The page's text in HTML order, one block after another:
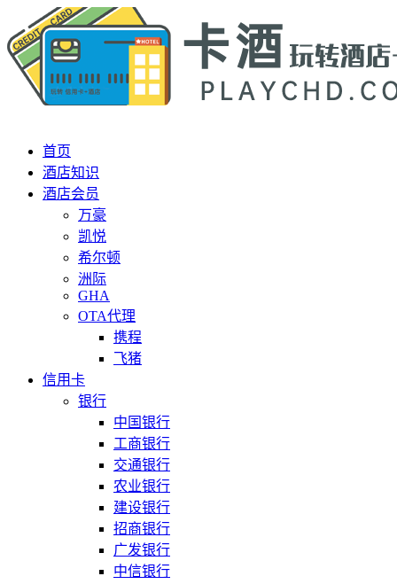
首页
酒店知识
酒店会员
万豪
凯悦
希尔顿
洲际
GHA
OTA代理
携程
飞猪
信用卡
银行
中国银行
工商银行
交通银行
农业银行
建设银行
招商银行
广发银行
中信银行